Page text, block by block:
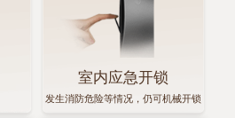
室内应急开锁
发生消防危险等情况，仍可机械开锁